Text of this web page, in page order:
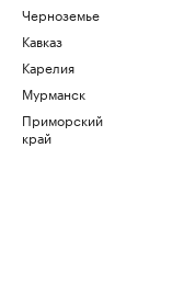
Черноземье
Кавказ
Карелия
Мурманск
Приморский
край